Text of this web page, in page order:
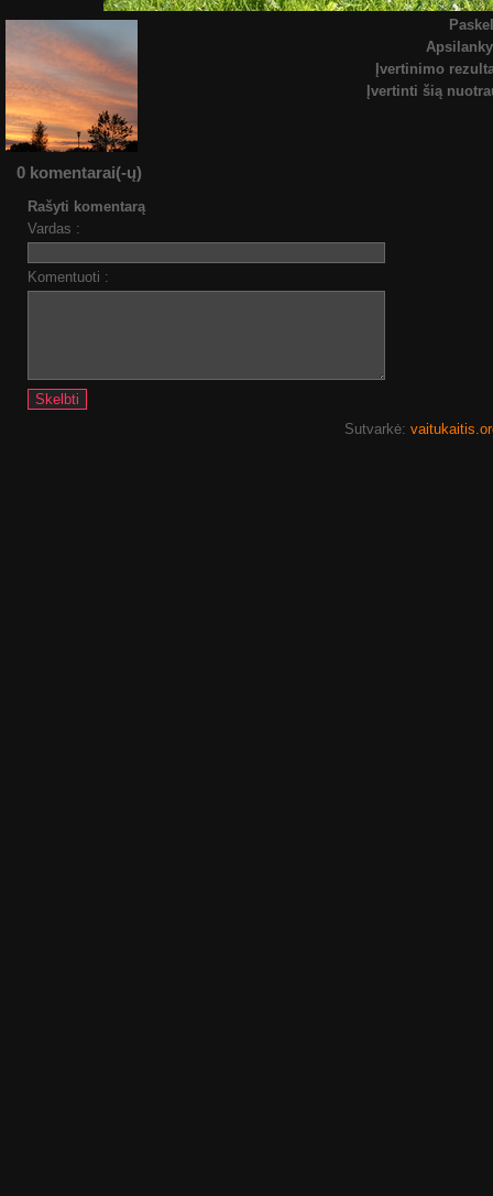
Įvertinimo
Įvertinti šią
0 komentarai(-ų)
Rašyti komentarą
Vardas :
Komentuoti :
Sutvarkė: